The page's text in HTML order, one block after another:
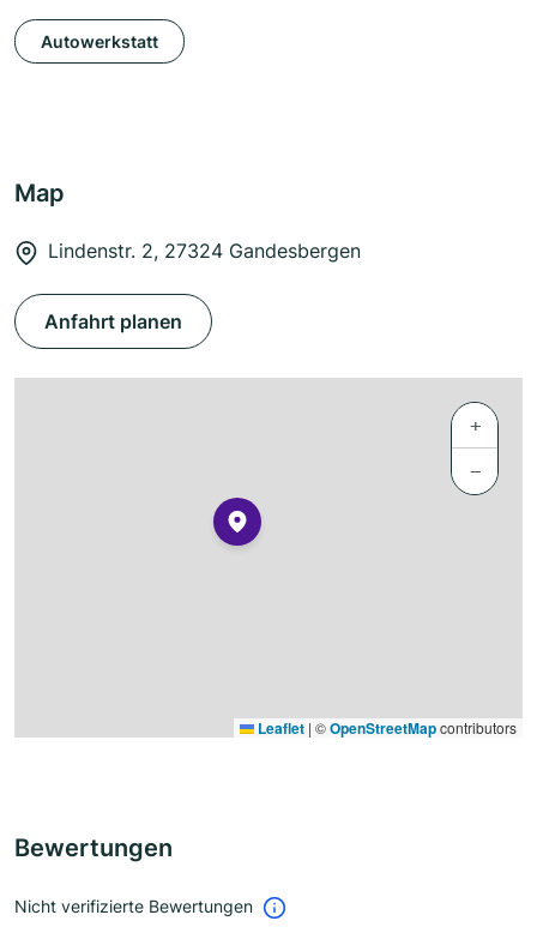
Autowerkstatt
Map
Lindenstr. 2, 27324 Gandesbergen
Anfahrt planen
+
−
Leaflet | ©OpenStreetMapcontributors
Bewertungen
Nicht verifizierte Bewertungen